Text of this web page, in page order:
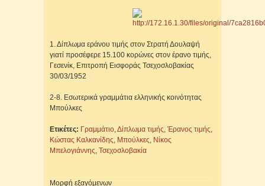
1. Δίπλωμα εράνου τιμής στον Στρατή Δουλαψή
γιατί προσέφερε 15.100 κορώνες στον έρανο τιμής,
Γεσενίκ, Επιτροπή Εισφοράς Τσεχοσλοβακίας
30/03/1952
2-8. Εσωτερικά γραμμάτια ελληνικής κοινότητας
Μπούλκες
Ετικέτες: Γραμμάτιο,Δίπλωμα τιμής, Έρανος τιμής,
Κώστας Καλκανίδης, Μπούλκες, Νίκος
Μπελογιάννης, Τσεχοσλοβακία
Μορφή εξαγόμενων